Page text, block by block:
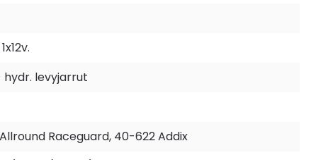
hydr. levyjarrut
Raceguard, 40-622 Addix